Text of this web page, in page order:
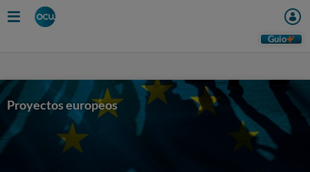
to
Guio
Proyectos europeos